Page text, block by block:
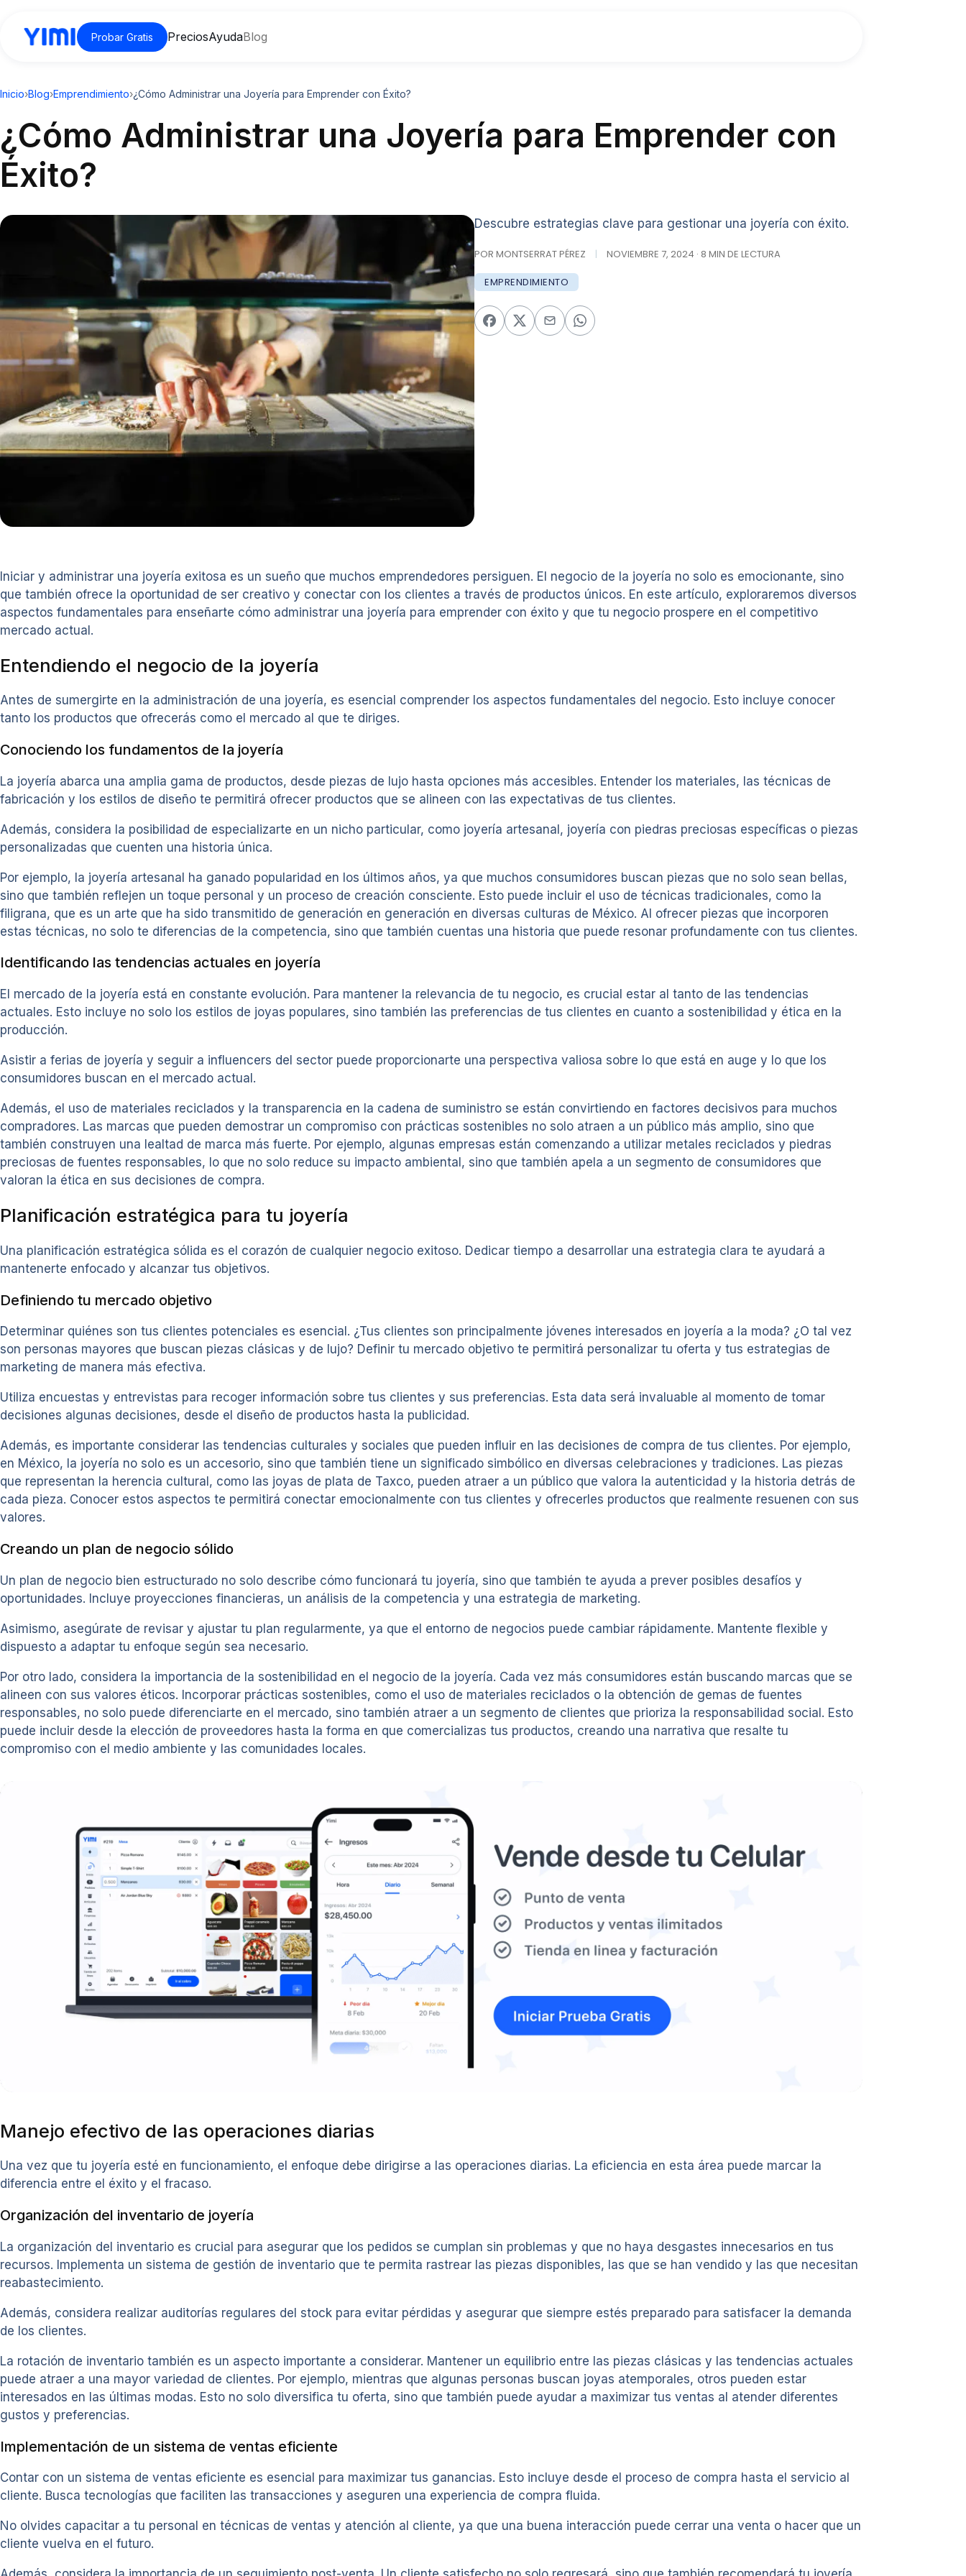
Probar Gratis PreciosAyudaBlog
Inicio›Blog›Emprendimiento›¿Cómo Administrar una Joyería para Emprender con Éxito?
¿Cómo Administrar una Joyería para Emprender con
Éxito?
Descubre estrategias clave para gestionar una joyería con éxito.
POR MONTSERRAT PÉREZ | NOVIEMBRE 7, 2024 · 8 MIN DE LECTURA
EMPRENDIMIENTO
Iniciar y administrar una joyería exitosa es un sueño que muchos emprendedores persiguen. El negocio de la joyería no solo es emocionante, sino
que también ofrece la oportunidad de ser creativo y conectar con los clientes a través de productos únicos. En este artículo, exploraremos diversos
aspectos fundamentales para enseñarte cómo administrar una joyería para emprender con éxito y que tu negocio prospere en el competitivo
mercado actual.
Entendiendo el negocio de la joyería
Antes de sumergirte en la administración de una joyería, es esencial comprender los aspectos fundamentales del negocio. Esto incluye conocer
tanto los productos que ofrecerás como el mercado al que te diriges.
Conociendo los fundamentos de la joyería
La joyería abarca una amplia gama de productos, desde piezas de lujo hasta opciones más accesibles. Entender los materiales, las técnicas de
fabricación y los estilos de diseño te permitirá ofrecer productos que se alineen con las expectativas de tus clientes.
Además, considera la posibilidad de especializarte en un nicho particular, como joyería artesanal, joyería con piedras preciosas específicas o piezas
personalizadas que cuenten una historia única.
Por ejemplo, la joyería artesanal ha ganado popularidad en los últimos años, ya que muchos consumidores buscan piezas que no solo sean bellas,
sino que también reflejen un toque personal y un proceso de creación consciente. Esto puede incluir el uso de técnicas tradicionales, como la
filigrana, que es un arte que ha sido transmitido de generación en generación en diversas culturas de México. Al ofrecer piezas que incorporen
estas técnicas, no solo te diferencias de la competencia, sino que también cuentas una historia que puede resonar profundamente con tus clientes.
Identificando las tendencias actuales en joyería
El mercado de la joyería está en constante evolución. Para mantener la relevancia de tu negocio, es crucial estar al tanto de las tendencias
actuales. Esto incluye no solo los estilos de joyas populares, sino también las preferencias de tus clientes en cuanto a sostenibilidad y ética en la
producción.
Asistir a ferias de joyería y seguir a influencers del sector puede proporcionarte una perspectiva valiosa sobre lo que está en auge y lo que los
consumidores buscan en el mercado actual.
Además, el uso de materiales reciclados y la transparencia en la cadena de suministro se están convirtiendo en factores decisivos para muchos
compradores. Las marcas que pueden demostrar un compromiso con prácticas sostenibles no solo atraen a un público más amplio, sino que
también construyen una lealtad de marca más fuerte. Por ejemplo, algunas empresas están comenzando a utilizar metales reciclados y piedras
preciosas de fuentes responsables, lo que no solo reduce su impacto ambiental, sino que también apela a un segmento de consumidores que
valoran la ética en sus decisiones de compra.
Planificación estratégica para tu joyería
Una planificación estratégica sólida es el corazón de cualquier negocio exitoso. Dedicar tiempo a desarrollar una estrategia clara te ayudará a
mantenerte enfocado y alcanzar tus objetivos.
Definiendo tu mercado objetivo
Determinar quiénes son tus clientes potenciales es esencial. ¿Tus clientes son principalmente jóvenes interesados en joyería a la moda? ¿O tal vez
son personas mayores que buscan piezas clásicas y de lujo? Definir tu mercado objetivo te permitirá personalizar tu oferta y tus estrategias de
marketing de manera más efectiva.
Utiliza encuestas y entrevistas para recoger información sobre tus clientes y sus preferencias. Esta data será invaluable al momento de tomar
decisiones algunas decisiones, desde el diseño de productos hasta la publicidad.
Además, es importante considerar las tendencias culturales y sociales que pueden influir en las decisiones de compra de tus clientes. Por ejemplo,
en México, la joyería no solo es un accesorio, sino que también tiene un significado simbólico en diversas celebraciones y tradiciones. Las piezas
que representan la herencia cultural, como las joyas de plata de Taxco, pueden atraer a un público que valora la autenticidad y la historia detrás de
cada pieza. Conocer estos aspectos te permitirá conectar emocionalmente con tus clientes y ofrecerles productos que realmente resuenen con sus
valores.
Creando un plan de negocio sólido
Un plan de negocio bien estructurado no solo describe cómo funcionará tu joyería, sino que también te ayuda a prever posibles desafíos y
oportunidades. Incluye proyecciones financieras, un análisis de la competencia y una estrategia de marketing.
Asimismo, asegúrate de revisar y ajustar tu plan regularmente, ya que el entorno de negocios puede cambiar rápidamente. Mantente flexible y
dispuesto a adaptar tu enfoque según sea necesario.
Por otro lado, considera la importancia de la sostenibilidad en el negocio de la joyería. Cada vez más consumidores están buscando marcas que se
alineen con sus valores éticos. Incorporar prácticas sostenibles, como el uso de materiales reciclados o la obtención de gemas de fuentes
responsables, no solo puede diferenciarte en el mercado, sino también atraer a un segmento de clientes que prioriza la responsabilidad social. Esto
puede incluir desde la elección de proveedores hasta la forma en que comercializas tus productos, creando una narrativa que resalte tu
compromiso con el medio ambiente y las comunidades locales.
Manejo efectivo de las operaciones diarias
Una vez que tu joyería esté en funcionamiento, el enfoque debe dirigirse a las operaciones diarias. La eficiencia en esta área puede marcar la
diferencia entre el éxito y el fracaso.
Organización del inventario de joyería
La organización del inventario es crucial para asegurar que los pedidos se cumplan sin problemas y que no haya desgastes innecesarios en tus
recursos. Implementa un sistema de gestión de inventario que te permita rastrear las piezas disponibles, las que se han vendido y las que necesitan
reabastecimiento.
Además, considera realizar auditorías regulares del stock para evitar pérdidas y asegurar que siempre estés preparado para satisfacer la demanda
de los clientes.
La rotación de inventario también es un aspecto importante a considerar. Mantener un equilibrio entre las piezas clásicas y las tendencias actuales
puede atraer a una mayor variedad de clientes. Por ejemplo, mientras que algunas personas buscan joyas atemporales, otros pueden estar
interesados en las últimas modas. Esto no solo diversifica tu oferta, sino que también puede ayudar a maximizar tus ventas al atender diferentes
gustos y preferencias.
Implementación de un sistema de ventas eficiente
Contar con un sistema de ventas eficiente es esencial para maximizar tus ganancias. Esto incluye desde el proceso de compra hasta el servicio al
cliente. Busca tecnologías que faciliten las transacciones y aseguren una experiencia de compra fluida.
No olvides capacitar a tu personal en técnicas de ventas y atención al cliente, ya que una buena interacción puede cerrar una venta o hacer que un
cliente vuelva en el futuro.